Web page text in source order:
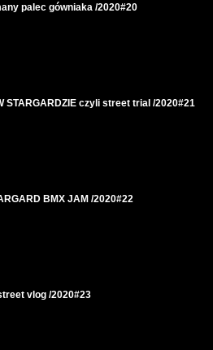
palec gówniaka /2020#20
STARGARDZIE czyli street trial /2020#21
BMX JAM /2020#22
vlog /2020#23